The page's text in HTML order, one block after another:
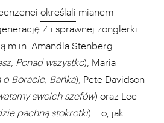
określali mianem
Z i sprawnej żonglerki
m.in. Amandla Stenberg
Ponad wszystko), Maria
Boracie, Bańka), Pete Davidson
swoich szefów) oraz Lee
pachną stokrotki). To, jak